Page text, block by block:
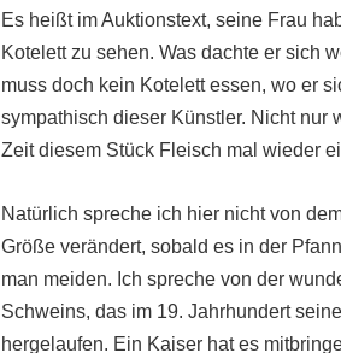
Es heißt im Auktionstext, seine Frau
Kotelett zu sehen. Was dachte er sich
muss doch kein Kotelett essen, wo er
sympathisch dieser Künstler. Nicht nur
Zeit diesem Stück Fleisch mal wieder
Natürlich spreche ich hier nicht von
Größe verändert, sobald es in der
man meiden. Ich spreche von der
Schweins, das im 19. Jahrhundert
hergelaufen. Ein Kaiser hat es